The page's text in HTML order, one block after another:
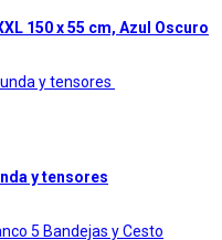
150 x 55 cm, Azul Oscuro
y tensores